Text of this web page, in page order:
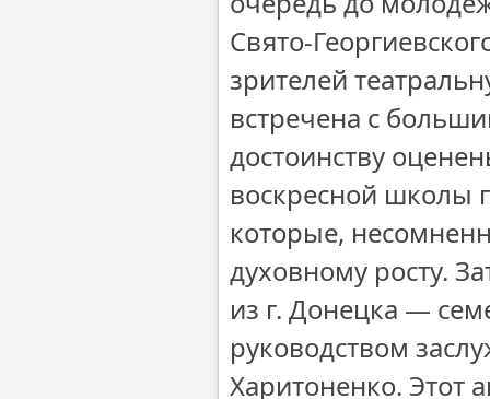
Свято-
зрителей
встречена с
достоинству
воскресной школы
которые,
духовному росту.
из г. Донецка —
руководством
Харитоненко. Этот